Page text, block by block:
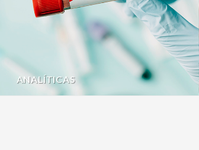
ANALÍTICAS